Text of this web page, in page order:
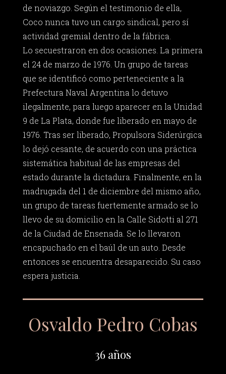
de noviazgo. Según el testimonio de ella,
Coco nunca tuvo un cargo sindical, pero sí
actividad gremial dentro de la fábrica.
Lo secuestraron en dos ocasiones. La primera
el 24 de marzo de 1976. Un grupo de tareas
que se identificó como perteneciente a la
Prefectura Naval Argentina lo detuvo
ilegalmente, para luego aparecer en la Unidad
9 de La Plata, donde fue liberado en mayo de
1976. Tras ser liberado, Propulsora Siderúrgica
lo dejó cesante, de acuerdo con una práctica
sistemática habitual de las empresas del
estado durante la dictadura. Finalmente, en la
madrugada del 1 de diciembre del mismo año,
un grupo de tareas fuertemente armado se lo
llevo de su domicilio en la Calle Sidotti al 271
de la Ciudad de Ensenada. Se lo llevaron
encapuchado en el baúl de un auto. Desde
entonces se encuentra desaparecido. Su caso
espera justicia.
Osvaldo Pedro Cobas
36 años